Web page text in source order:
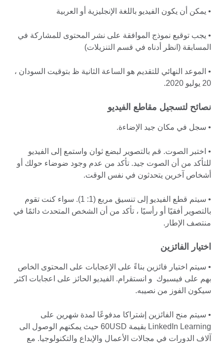
• يمكن أن يكون الفيديو باللغة الإنجليزية أو العربية
• يجب توقيع نموذج الموافقة على نشر المحتوى للمشاركة في
المسابقة (انظر أدناه في قسم التنزيلات)
• الموعد النهائي للتقديم هو الساعة الثانية ظ بتوقيت السودان ،
20 يوليو 2020.
نصائح لتسجيل مقاطع الفيديو
• سجل في مكان جيد الإضاءة.
• اختبر الصوت. قم بالتصوير لبضع ثوان واستمع إلى الفيديو
للتأكد من أن الصوت جيد. تأكد من عدم وجود ضوضاء حولك أو
أشخاص آخرين يتحدثون في نفس الوقت.
• سيتم قطع الفيديو إلى تنسيق مربع (1: 1). سواء كنت تقوم
بالتصوير أفقيًا أو رأسيًا ، تأكد من أن الشخص المتحدث دائمًا في
منتصف الإطار.
اختيار الفائزين
• سيتم اختيار فائزين بناءً على الإعجابات على المحتوى الخاص
بهم على فيسبوك و انستقرام. الفيديو الحائز على اعجابات اكثر
سيكون الفوز من نصيبه.
• سيتم منح الفائزين إشتراكا مدفوعًا لمدة شهرين على
LinkedIn Learning بقيمة 60USD حيث يمكنهم الوصول الى
آلاف الدورات في مجالات الأعمال والإبداع والتكنولوجيا. مع